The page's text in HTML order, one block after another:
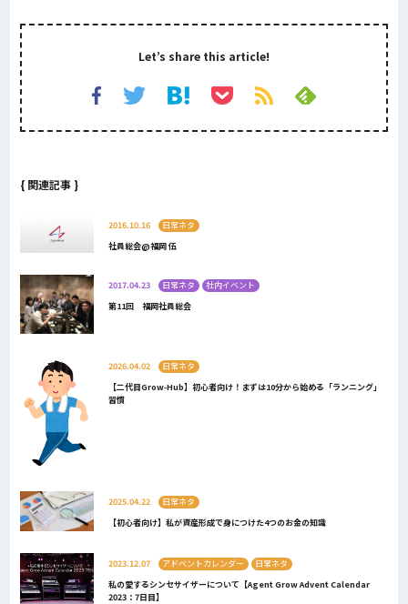
Let’s share this article!
{ 関連記事 }
2016.10.16
日常ネタ
社員総会@福岡 伍
2017.04.23 日常ネタ
社内イベント
第11回 福岡社員総会
2026.04.02
日常ネタ
【二代目Grow-Hub】初心者向け！まずは10分から始める「ランニング」
習慣
2025.04.22
日常ネタ
【初心者向け】私が資産形成で身につけた4つのお金の知識
2023.12.07 アドベントカレンダー
日常ネタ
私の愛するシンセサイザーについて【Agent Grow Advent Calendar
2023：7日目】